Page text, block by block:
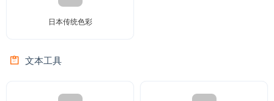
日本传统色彩
文本工具